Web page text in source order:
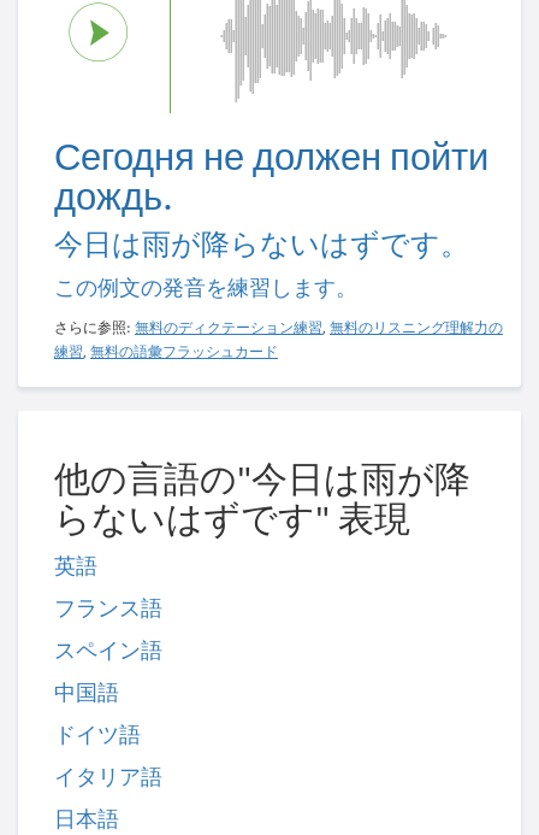
Сегодня не должен пойти
дождь.
今日は雨が降らないはずです。
この例文の発音を練習します。
さらに参照: 無料のディクテーション練習, 無料のリスニング理解力の
練習, 無料の語彙フラッシュカード
他の言語の"今日は雨が降
らないはずです" 表現
英語
フランス語
スペイン語
中国語
ドイツ語
イタリア語
日本語